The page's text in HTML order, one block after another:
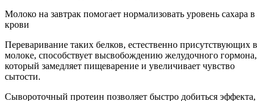
Молоко на завтрак помогает нормализовать уровень сахара в
крови
Переваривание таких белков, естественно присутствующих в
молоке, способствует высвобождению желудочного гормона,
который замедляет пищеварение и увеличивает чувство
сытости.
Сывороточный протеин позволяет быстро добиться эффекта,